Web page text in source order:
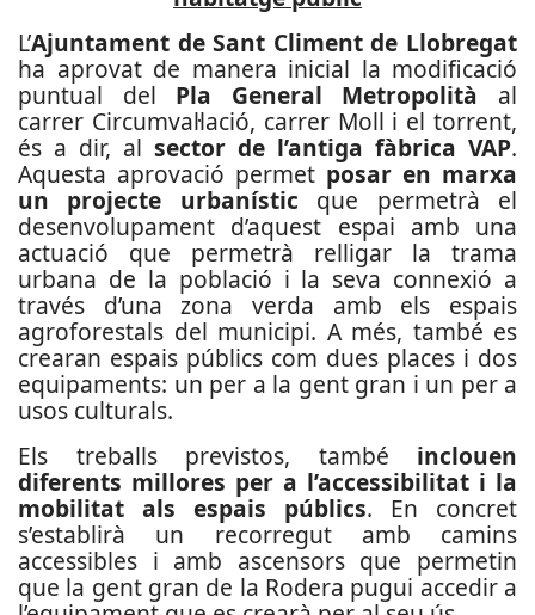
L’Ajuntament de Sant Climent de Llobregat
ha aprovat de manera inicial la modificació
puntual del Pla General Metropolità al
carrer Circumval·lació, carrer Moll i el torrent,
és a dir, al sector de l’antiga fàbrica VAP.
Aquesta aprovació permet posar en marxa
un projecte urbanístic que permetrà el
desenvolupament d’aquest espai amb una
actuació que permetrà relligar la trama
urbana de la població i la seva connexió a
través d’una zona verda amb els espais
agroforestals del municipi. A més, també es
crearan espais públics com dues places i dos
equipaments: un per a la gent gran i un per a
usos culturals.
Els treballs previstos, també inclouen
diferents millores per a l’accessibilitat i la
mobilitat als espais públics. En concret
s’establirà un recorregut amb camins
accessibles i amb ascensors que permetin
que la gent gran de la Rodera pugui accedir a